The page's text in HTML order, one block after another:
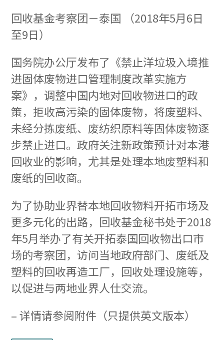
回收基金考察团－泰国 （2018年5月6日
至9日）
国务院办公厅发布了《禁止洋垃圾入境推
进固体废物进口管理制度改革实施方
案》，调整中国内地对回收物进口的政
策，拒收高污染的固体废物，将废塑料、
未经分拣废纸、废纺织原料等固体废物逐
步禁止进口。政府关注新政策预计对本港
回收业的影响，尤其是处理本地废塑料和
废纸的回收商。
为了协助业界替本地回收物料开拓市场及
更多元化的出路，回收基金秘书处于2018
年5月举办了有关开拓泰国回收物出口市
场的考察团，访问当地政府部门、废纸及
塑料的回收再造工厂，回收处理设施等，
以促进与两地业界人仕交流。
– 详情请参阅附件（只提供英文版本）